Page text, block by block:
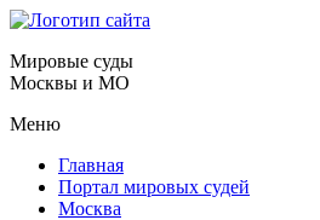
Мировые суды
Москвы и МО
Меню
Главная
Портал мировых судей
Москва